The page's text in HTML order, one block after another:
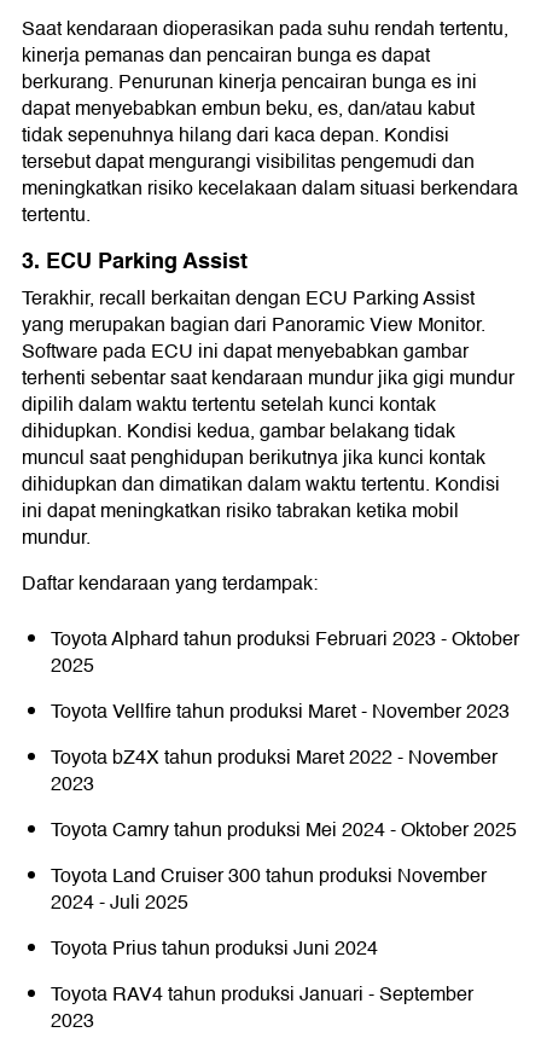
Saat kendaraan dioperasikan pada suhu rendah tertentu,
kinerja pemanas dan pencairan bunga es dapat
berkurang. Penurunan kinerja pencairan bunga es ini
dapat menyebabkan embun beku, es, dan/atau kabut
tidak sepenuhnya hilang dari kaca depan. Kondisi
tersebut dapat mengurangi visibilitas pengemudi dan
meningkatkan risiko kecelakaan dalam situasi berkendara
tertentu.
3. ECU Parking Assist
Terakhir, recall berkaitan dengan ECU Parking Assist
yang merupakan bagian dari Panoramic View Monitor.
Software pada ECU ini dapat menyebabkan gambar
terhenti sebentar saat kendaraan mundur jika gigi mundur
dipilih dalam waktu tertentu setelah kunci kontak
dihidupkan. Kondisi kedua, gambar belakang tidak
muncul saat penghidupan berikutnya jika kunci kontak
dihidupkan dan dimatikan dalam waktu tertentu. Kondisi
ini dapat meningkatkan risiko tabrakan ketika mobil
mundur.
Daftar kendaraan yang terdampak:
Toyota Alphard tahun produksi Februari 2023 - Oktober
2025
Toyota Vellfire tahun produksi Maret - November 2023
Toyota bZ4X tahun produksi Maret 2022 - November
2023
Toyota Camry tahun produksi Mei 2024 - Oktober 2025
Toyota Land Cruiser 300 tahun produksi November
2024 - Juli 2025
Toyota Prius tahun produksi Juni 2024
Toyota RAV4 tahun produksi Januari - September
2023